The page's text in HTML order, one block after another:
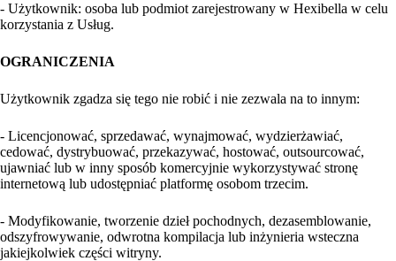
- Użytkownik: osoba lub podmiot zarejestrowany w Hexibella w celu
korzystania z Usług.
OGRANICZENIA
Użytkownik zgadza się tego nie robić i nie zezwala na to innym:
- Licencjonować, sprzedawać, wynajmować, wydzierżawiać,
cedować, dystrybuować, przekazywać, hostować, outsourcować,
ujawniać lub w inny sposób komercyjnie wykorzystywać stronę
internetową lub udostępniać platformę osobom trzecim.
- Modyfikowanie, tworzenie dzieł pochodnych, dezasemblowanie,
odszyfrowywanie, odwrotna kompilacja lub inżynieria wsteczna
jakiejkolwiek części witryny.